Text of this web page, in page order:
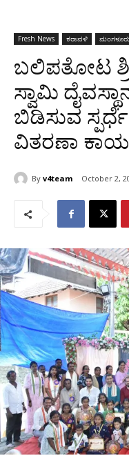
Fresh News ಕರಾವಳಿ ಮಂಗಳೂರು
ಬಲಿಪತೋಟ
ಸ್ವಾಮಿ
ಬಿಡಿಸುವ
ವಿತರಣಾ
By v4team October 2,